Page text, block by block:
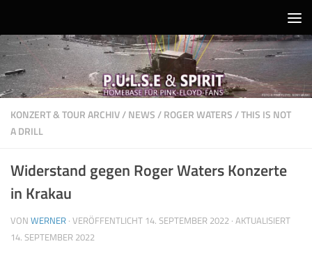
KONZERT & TOUR ARCHIV/NEWS/ROGER WATERS/THIS IS NOT
A DRILL
Widerstand gegen Roger Waters Konzerte
in Krakau
VON WERNER · VERÖFFENTLICHT 14. SEPTEMBER 2022 · AKTUALISIERT
14. SEPTEMBER 2022